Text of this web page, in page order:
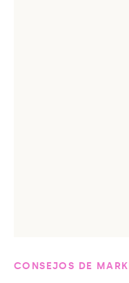
CONSEJOS DE